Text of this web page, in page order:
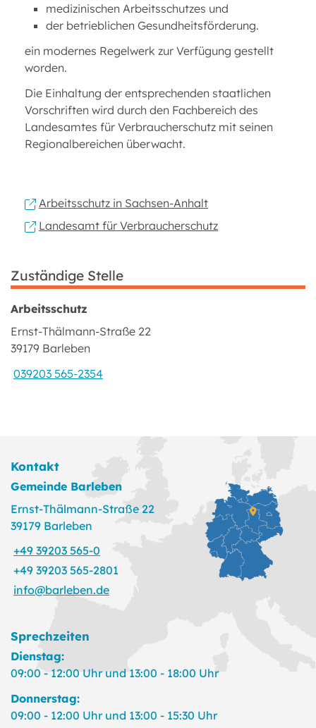
medizinischen Arbeitsschutzes und
der betrieblichen Gesundheitsförderung.
ein modernes Regelwerk zur Verfügung gestellt
worden.
Die Einhaltung der entsprechenden staatlichen
Vorschriften wird durch den Fachbereich des
Landesamtes für Verbraucherschutz mit seinen
Regionalbereichen überwacht.
Arbeitsschutz in Sachsen-Anhalt
Landesamt für Verbraucherschutz
Zuständige Stelle
Arbeitsschutz
Ernst-Thälmann-Straße 22
39179 Barleben
039203 565-2354
Kontakt
Gemeinde Barleben
Ernst-Thälmann-Straße 22
39179 Barleben
+49 39203 565-0
+49 39203 565-2801
info@barleben.de
Sprechzeiten
Dienstag:
09:00 - 12:00 Uhr und 13:00 - 18:00 Uhr
Donnerstag:
09:00 - 12:00 Uhr und 13:00 - 15:30 Uhr